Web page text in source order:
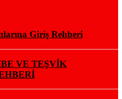
Giriş Rehberi
VE TEŞVİK